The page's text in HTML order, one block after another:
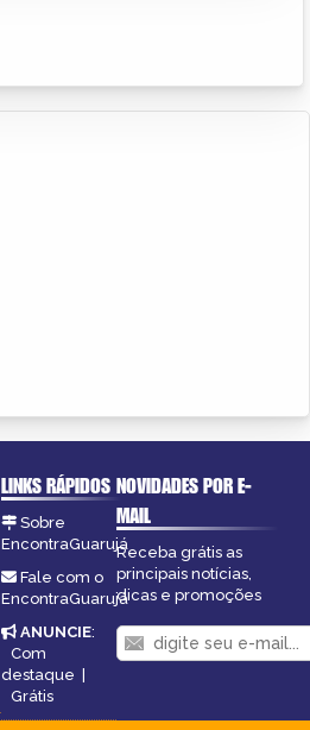
LINKS RÁPIDOS
Sobre
EncontraGuarujá
Fale com o
EncontraGuarujá
ANUNCIE:
Com
destaque |
Grátis
NOVIDADES POR E-
MAIL
Receba grátis as
principais notícias,
dicas e promoções